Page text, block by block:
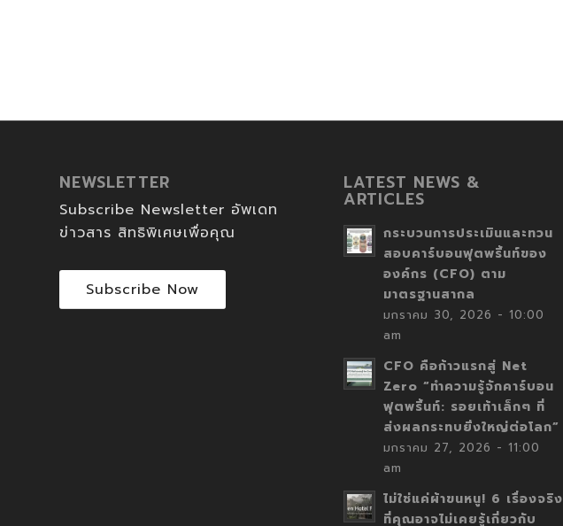
NEWSLETTER
Subscribe Newsletter อัพเดท
ข่าวสาร สิทธิพิเศษเพื่อคุณ
Subscribe Now
LATEST NEWS &
ARTICLES
กระบวนการประเมินและทวน
สอบคาร์บอนฟุตพริ้นท์ของ
องค์กร (CFO) ตาม
มาตรฐานสากล
มกราคม 30, 2026 - 10:00
am
CFO คือก้าวแรกสู่ Net
Zero “ทำความรู้จักคาร์บอน
ฟุตพริ้นท์: รอยเท้าเล็กๆ ที่
ส่งผลกระทบยิ่งใหญ่ต่อโลก”
มกราคม 27, 2026 - 11:00
am
ไม่ใช่แค่ผ้าขนหนู! 6 เรื่องจริง
ที่คุณอาจไม่เคยรู้เกี่ยวกับ